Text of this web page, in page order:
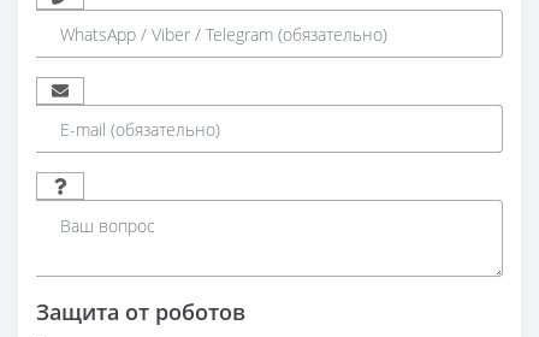
Защита от роботов